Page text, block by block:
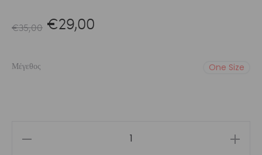
€35,00 Original
€29,00
€29,00.
Μέγεθος One Size